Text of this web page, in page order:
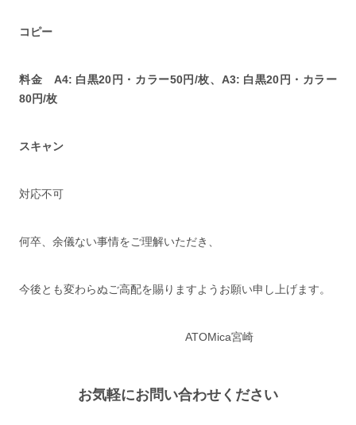
コピー
料金 A4: 白黒20円・カラー50円/枚、A3: 白黒20円・カラー
80円/枚
スキャン
対応不可
何卒、余儀ない事情をご理解いただき、
今後とも変わらぬご高配を賜りますようお願い申し上げます。
ATOMica宮崎
お気軽にお問い合わせください